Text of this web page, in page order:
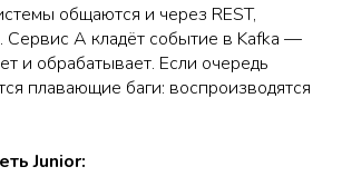
общаются и через REST,
Сервис A кладёт событие в Kafka —
и обрабатывает. Если очередь
плавающие баги: воспроизводятся
Junior: